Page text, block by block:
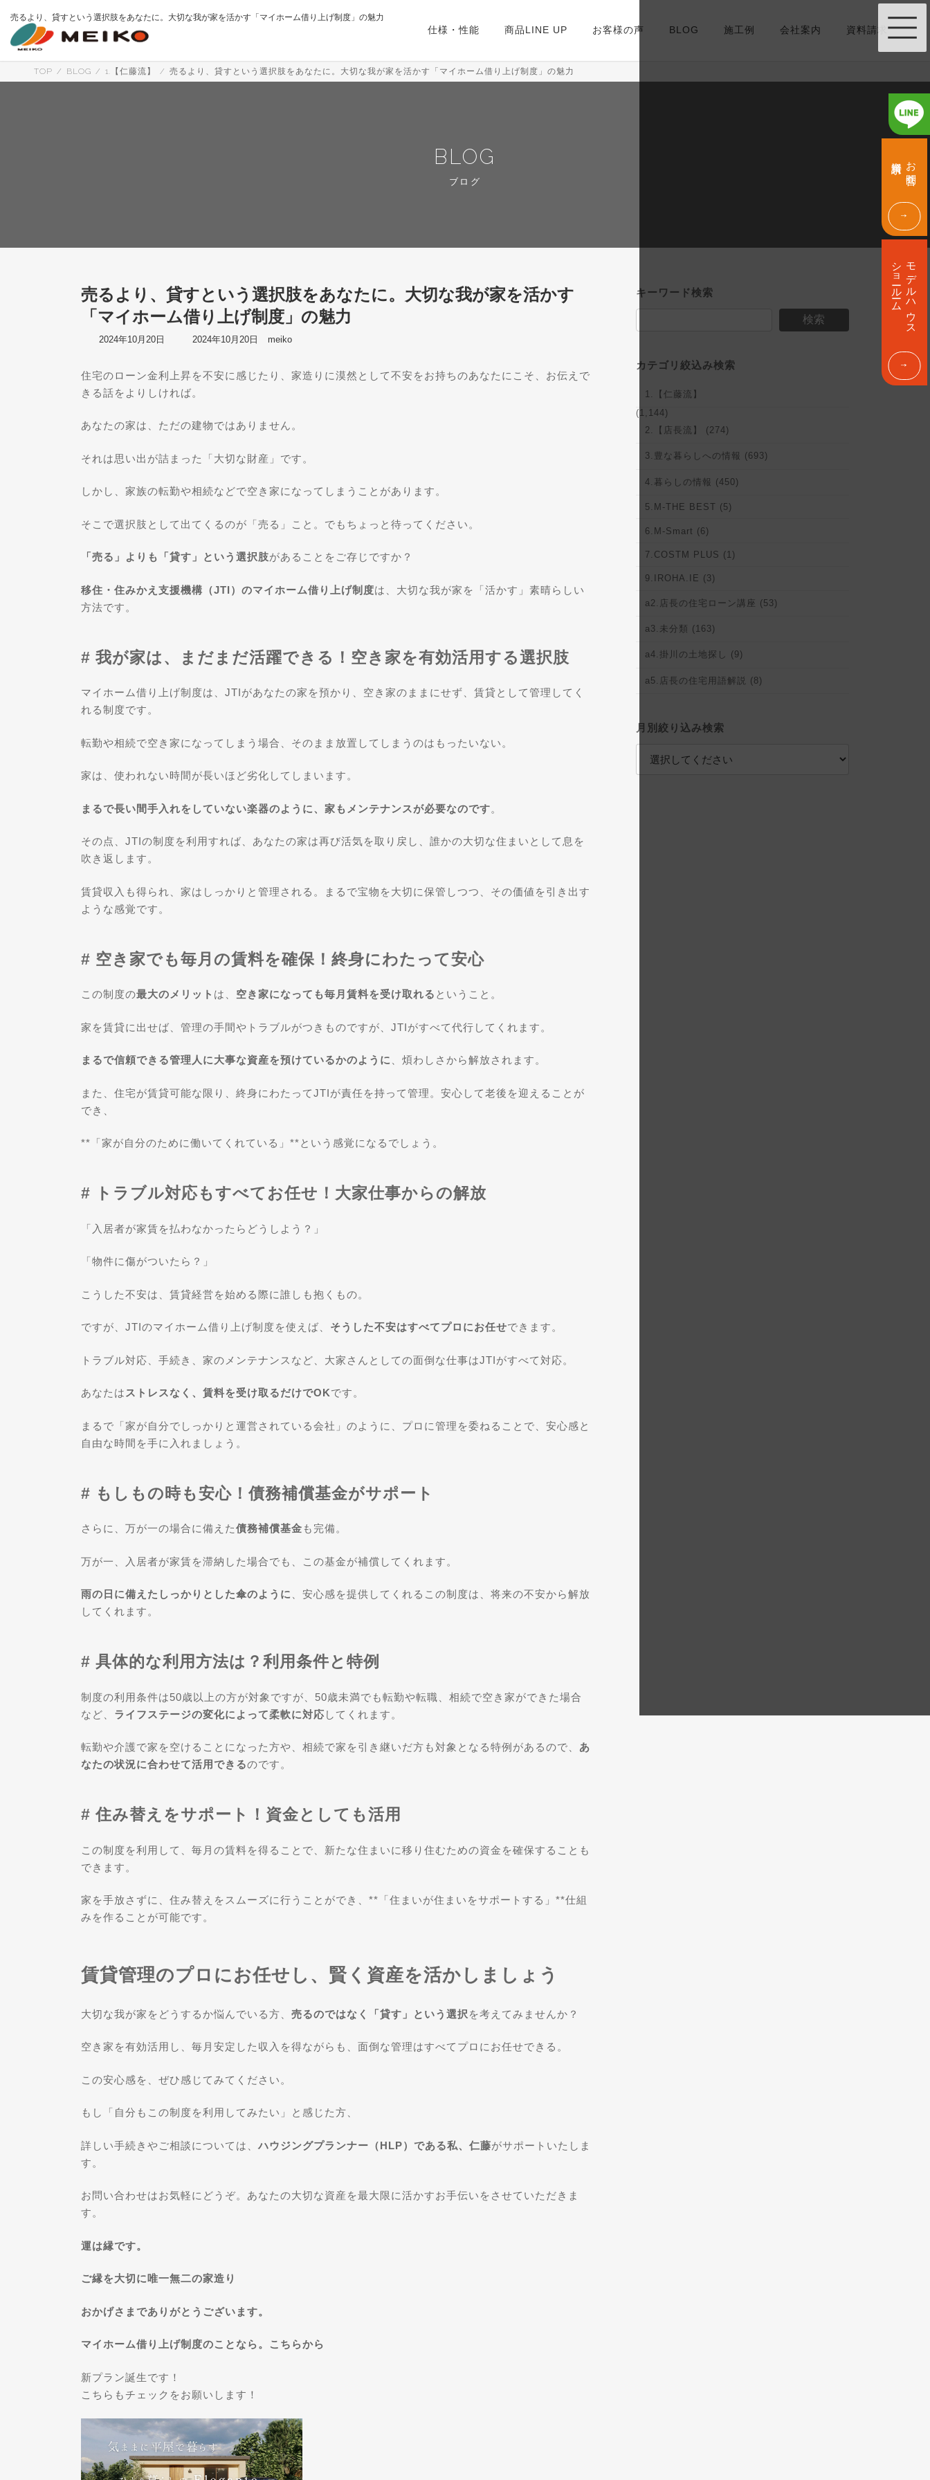
ス
ン
売るより、貸すという選択肢をあなたに。大切な我が家を活かす「マイホーム借り上げ制度」の魅力
仕様・性能 商品LINE UP お客様の声 BLOG 施工例 会社案内 資料請求
TOP BLOG 1.【仁藤流】 売るより、貸すという選択肢をあなたに。大切な我が家を活かす「マイホーム借り上げ制度」の魅力
BLOG
ブログ
売るより、貸すという選択肢をあなたに。大切な我が家を活かす
「マイホーム借り上げ制度」の魅力
2024年10月20日
最
新
時
2024年10月20日 meiko
住宅のローン金利上昇を不安に感じたり、家造りに漠然として不安をお持ちのあなたにこそ、お伝えで
きる話をよりしければ。
あなたの家は、ただの建物ではありません。
それは思い出が詰まった「大切な財産」です。
しかし、家族の転勤や相続などで空き家になってしまうことがあります。
そこで選択肢として出てくるのが「売る」こと。でもちょっと待ってください。
「売る」よりも「貸す」という選択肢があることをご存じですか？
移住・住みかえ支援機構（JTI）のマイホーム借り上げ制度は、大切な我が家を「活かす」素晴らしい
方法です。
# 我が家は、まだまだ活躍できる！空き家を有効活用する選択肢
マイホーム借り上げ制度は、JTIがあなたの家を預かり、空き家のままにせず、賃貸として管理してく
れる制度です。
転勤や相続で空き家になってしまう場合、そのまま放置してしまうのはもったいない。
家は、使われない時間が長いほど劣化してしまいます。
まるで長い間手入れをしていない楽器のように、家もメンテナンスが必要なのです。
その点、JTIの制度を利用すれば、あなたの家は再び活気を取り戻し、誰かの大切な住まいとして息を
吹き返します。
賃貸収入も得られ、家はしっかりと管理される。まるで宝物を大切に保管しつつ、その価値を引き出す
ような感覚です。
# 空き家でも毎月の賃料を確保！終身にわたって安心
この制度の最大のメリット は、 空き家になっても毎月賃料を受け取れる ということ。
家を賃貸に出せば、管理の手間やトラブルがつきものですが、JTIがすべて代行してくれます。
まるで信頼できる管理人に大事な資産を預けているかのように 、煩わしさから解放されます。
また、住宅が賃貸可能な限り、終身にわたってJTIが責任を持って管理。安心して老後を迎えることが
でき、
**「家が自分のために働いてくれている」**という感覚になるでしょう。
# トラブル対応もすべてお任せ！大家仕事からの解放
「入居者が家賃を払わなかったらどうしよう？」
「物件に傷がついたら？」
こうした不安は、賃貸経営を始める際に誰しも抱くもの。
ですが、JTIのマイホーム借り上げ制度を使えば、 そうした不安はすべてプロにお任せできます。
トラブル対応、手続き、家のメンテナンスなど、大家さんとしての面倒な仕事はJTIがすべて対応。
あなたは ストレスなく、賃料を受け取るだけでOKです。
まるで「家が自分でしっかりと運営されている会社」のように、プロに管理を委ねることで、安心感と
自由な時間を手に入れましょう。
# もしもの時も安心！債務補償基金がサポート
さらに、万が一の場合に備えた債務補償基金 も完備。
万が一、入居者が家賃を滞納した場合でも、この基金が補償してくれます。
雨の日に備えたしっかりとした傘のように
、安心感を提供してくれるこの制度は、将来の不安から解放
してくれます。
# 具体的な利用方法は？利用条件と特例
制度の利用条件は50歳以上の方が対象ですが、50歳未満でも転勤や転職、相続で空き家ができた場合
など、 ライフステージの変化によって柔軟に対応 してくれます。
転勤や介護で家を空けることになった方や、相続で家を引き継いだ方も対象となる特例があるので、 あ
なたの状況に合わせて活用できるのです。
# 住み替えをサポート！資金としても活用
この制度を利用して、毎月の賃料を得ることで、新たな住まいに移り住むための資金を確保することも
できます。
家を手放さずに、住み替えをスムーズに行うことができ、**「住まいが住まいをサポートする」**仕組
みを作ることが可能です。
賃貸管理のプロにお任せし、賢く資産を活かしましょう
大切な我が家をどうするか悩んでいる方、 売るのではなく「貸す」という選択 を考えてみませんか？
空き家を有効活用し、毎月安定した収入を得ながらも、面倒な管理はすべてプロにお任せできる。
この安心感を、ぜひ感じてみてください。
もし「自分もこの制度を利用してみたい」と感じた方、
詳しい手続きやご相談については、ハウジングプランナー（HLP）である私、仁藤がサポートいたしま
す。
お問い合わせはお気軽にどうぞ。あなたの大切な資産を最大限に活かすお手伝いをさせていただきま
す。
運は縁です。
ご縁を大切に唯一無二の家造り
おかげさまでありがとうございます。
マイホーム借り上げ制度のことなら。こちらから
新プラン誕生です！
こちらもチェックをお願いします！
キーワード検索
検索
カテゴリ絞込み検索
1.【仁藤流】
(1,144)
2.【店長流】 (274)
3.豊な暮らしへの情報 (693)
4.暮らしの情報 (450)
5.M-THE BEST (5)
6.M-Smart (6)
7.COSTM PLUS (1)
9.IROHA.IE (3)
a2.店長の住宅ローン講座 (53)
a3.未分類 (163)
a4.掛川の土地探し (9)
a5.店長の住宅用語解説 (8)
月別絞り込み検索
お問合せ
モデルハウス
ショールーム